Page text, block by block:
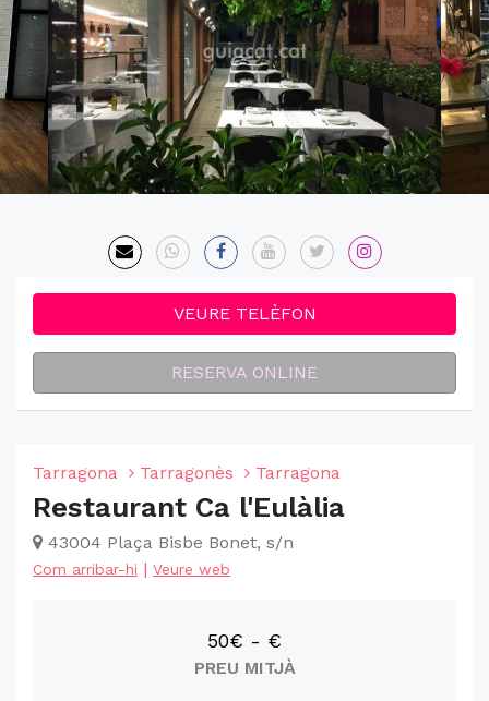
VEURE TELÈFON
RESERVA ONLINE
Tarragona Tarragonès Tarragona
Restaurant Ca l'Eulàlia
43004 Plaça Bisbe Bonet, s/n
Com arribar-hi | Veure web
50€ - €
PREU MITJÀ